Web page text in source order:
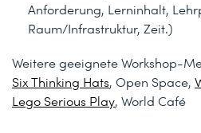
Anforderung, Lerninhalt,
Raum/Infrastruktur, Zeit.)
Weitere geeignete Workshop-
Six Thinking Hats, Open Space,
Lego Serious Play, World Café